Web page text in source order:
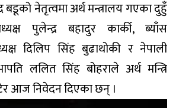
बडूको नेतृत्वमा अर्थ मन्त्रालय गएका दुहुँ
पुलेन्द्र बहादुर कार्की, ब्याँस
दिलिप सिंह बुढाथोकी र नेपाली
ललित सिंह बोहराले अर्थ मन्त्रि
आज निवेदन दिएका छन् ।